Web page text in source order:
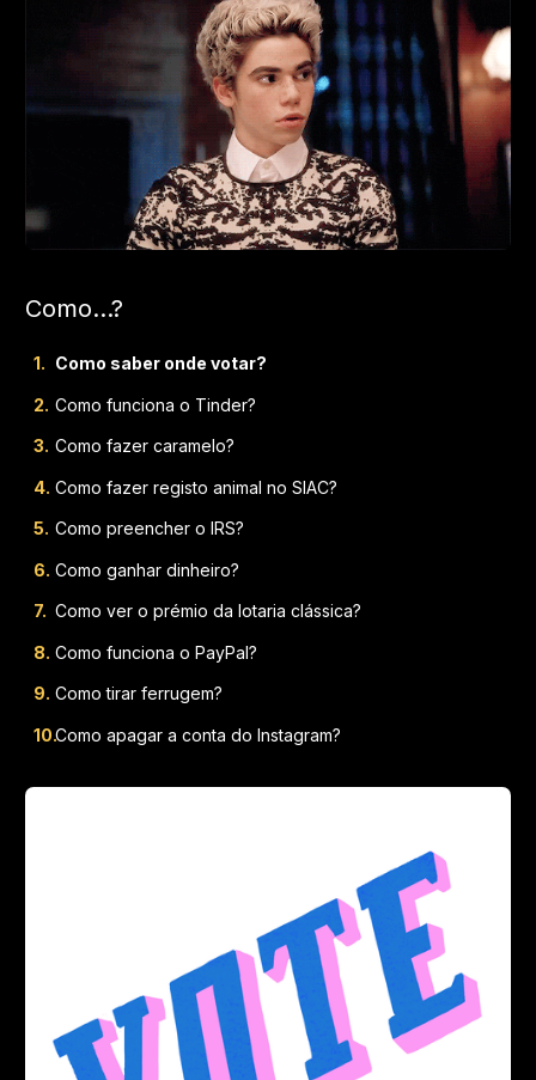
Como...?
Como saber onde votar?
Como funciona o Tinder?
Como fazer caramelo?
Como fazer registo animal no SIAC?
Como preencher o IRS?
Como ganhar dinheiro?
Como ver o prémio da lotaria clássica?
Como funciona o PayPal?
Como tirar ferrugem?
Como apagar a conta do Instagram?